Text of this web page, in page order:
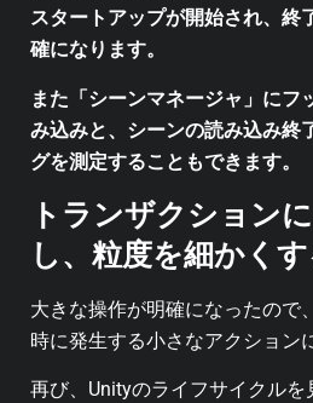
スタートアップが開始され、終
確になります。
また「シーンマネージャ」にフ
み込みと、シーンの読み込み終
グを測定することもできます。
トランザクション
し、粒度を細かく
大きな操作が明確になったので
時に発生する小さなアクション
再び、Unityのライフサイクルを